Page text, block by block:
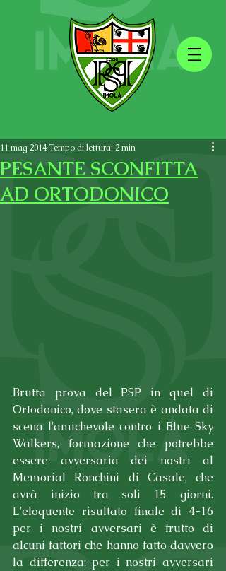
PESANTE SCONFITTA
AD ORTODONICO
11 mag 2014Tempo di lettura: 2 min
Brutta prova del PSP in quel di
Ortodonico, dove stasera è andata di
scena l'amichevole contro i Blue Sky
Walkers, formazione che potrebbe
essere avversaria dei nostri al
Memorial Ronchini di Casale, che
avrà inizio tra soli 15 giorni.
L'eloquente risultato finale di 4-16
per i nostri avversari è frutto di
alcuni fattori che hanno fatto davvero
la differenza: per i nostri avversari